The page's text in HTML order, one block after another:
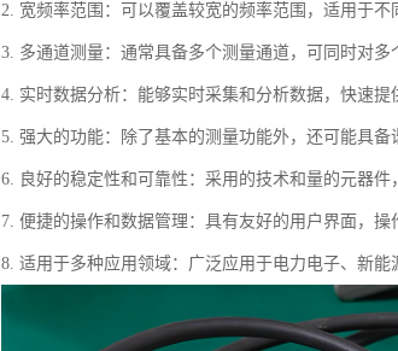
2. 宽频率范围：可以覆盖较宽的频率范围，适用于不
3. 多通道测量：通常具备多个测量通道，可同时对多
4. 实时数据分析：能够实时采集和分析数据，快速提
5. 强大的功能：除了基本的测量功能外，还可能具
6. 良好的稳定性和可靠性：采用的技术和量的元器件
7. 便捷的操作和数据管理：具有友好的用户界面，
8. 适用于多种应用领域：广泛应用于电力电子、新